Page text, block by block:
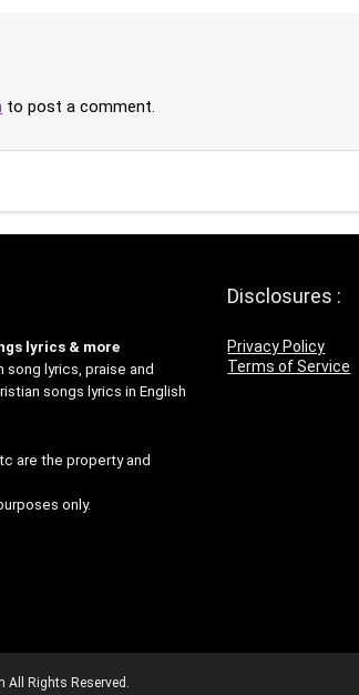
to post a comment.
lyrics & more
song lyrics, praise and
songs lyrics in English
are the property and
only.
Disclosures :
Privacy Policy
Terms of Service
Rights Reserved.